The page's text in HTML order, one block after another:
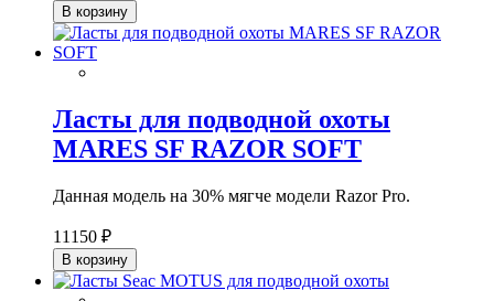
В корзину
Ласты для подводной охоты
MARES SF RAZOR SOFT
Данная модель на 30% мягче модели Razor Pro.
11150 ₽
В корзину